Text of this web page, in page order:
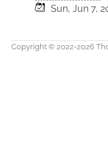
Sun, Jun 7,
Copyright © 2022-2026